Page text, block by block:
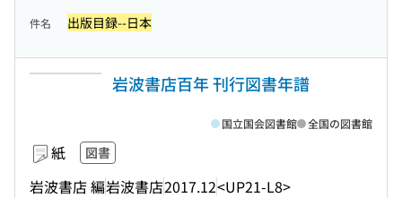
件名 出版目録--日本
岩波書店百年 刊行図書年譜
紙 図書
岩波書店 編岩波書店2017.12<UP21-L8>
国立国会図書館 全国の図書館